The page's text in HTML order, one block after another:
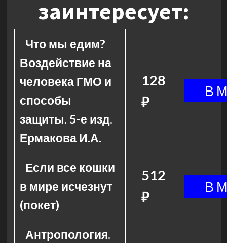
заинтересует:
Что мы едим?
Воздействие на
человека ГМО и
способы
защиты. 5-е изд.
Ермакова И.А.
128
₽
Если все кошки
в мире исчезнут
(покет)
512
₽
Антропология.